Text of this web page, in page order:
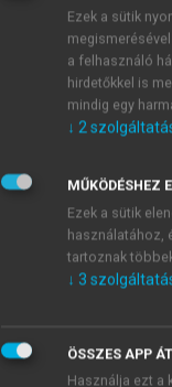
intézményi
Ezek a sütik
a felhasználó
hirdetőkkel is
mindig egy
↓ 2
MŰKÖDÉSHEZ
Ezek a sütik
használatához,
tartoznak
↓ 3
ÖSSZES APP
Használja ezt a